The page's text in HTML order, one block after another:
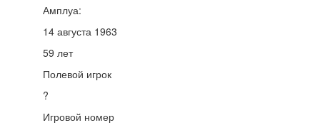
Амплуа:
14 августа 1963
59 лет
Полевой игрок
?
Игровой номер